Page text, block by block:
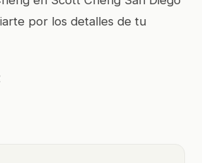
por los detalles de tu